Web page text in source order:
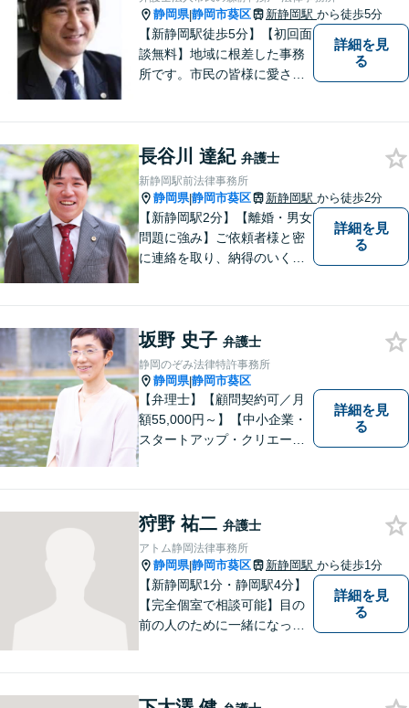
自信があります。
静岡県|静岡市葵区 新静岡駅 から徒歩5分
【新静岡駅徒歩5分】【初回面
談無料】地域に根差した事務
所です。市民の皆様に愛され
軽にご連絡ください。
詳細を見
る
長谷川 達紀 弁護士
新静岡駅前法律事務所
静岡県|静岡市葵区 新静岡駅 から徒歩2分
【新静岡駅2分】【離婚・男女
問題に強み】ご依頼者様と密
に連絡を取り、納得のいく解
的に行っております。お困り
でしたら、お気軽にご相談く
ださい！
詳細を見
る
坂野 史子 弁護士
静岡のぞみ法律特許事務所
静岡県|静岡市葵区
【弁理士】【顧問契約可／月
額55,000円～】【中小企業・
スタートアップ・クリエータ
標、著作権、不正競争防止法
の専門知識・経験豊富」「リ
ーガルフォースの高精度契約
書チェック」
詳細を見
る
狩野 祐二 弁護士
アトム静岡法律事務所
静岡県|静岡市葵区 新静岡駅 から徒歩1分
【新静岡駅1分・静岡駅4分】
【完全個室で相談可能】目の
前の人のために一緒になって
詳細を見
る